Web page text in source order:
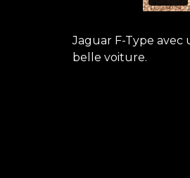
Jaguar F-Type avec
belle voiture.